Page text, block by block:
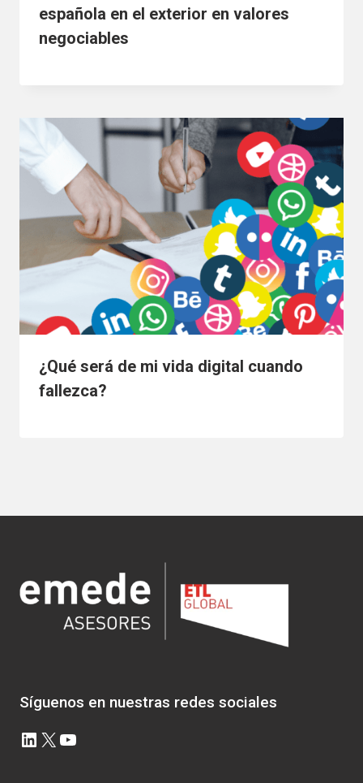
española en el exterior en valores
negociables
¿Qué será de mi vida digital cuando
fallezca?
Síguenos en nuestras redes sociales
LinkedIn
X YouTube